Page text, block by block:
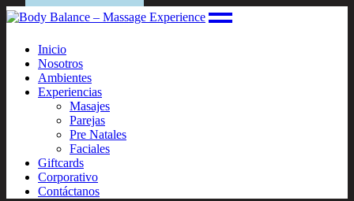
Inicio
Nosotros
Ambientes
Experiencias
Masajes
Parejas
Pre Natales
Faciales
Giftcards
Corporativo
Contáctanos